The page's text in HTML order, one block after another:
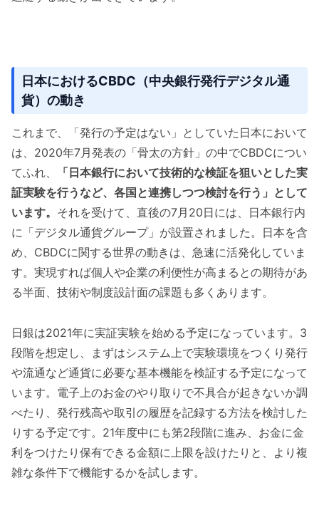
日本におけるCBDC（中央銀行発行デジタル通
貨）の動き
これまで、「発行の予定はない」としていた日本において
は、2020年7月発表の「骨太の方針」の中でCBDCについ
てふれ、
「日本銀行において技術的な検証を狙いとした実
証実験を行うなど、各国と連携しつつ検討を行う」として
います。 それを受けて、直後の7月20日には、日本銀行内
に「デジタル通貨グループ」が設置されました。日本を含
め、CBDCに関する世界の動きは、急速に活発化していま
す。実現すれば個人や企業の利便性が高まるとの期待があ
る半面、技術や制度設計面の課題も多くあります。
日銀は2021年に実証実験を始める予定になっています。3
段階を想定し、まずはシステム上で実験環境をつくり発行
や流通など通貨に必要な基本機能を検証する予定になって
います。電子上のお金のやり取りで不具合が起きないか調
べたり、発行残高や取引の履歴を記録する方法を検討した
りする予定です。21年度中にも第2段階に進み、お金に金
利をつけたり保有できる金額に上限を設けたりと、より複
雑な条件下で機能するかを試します。